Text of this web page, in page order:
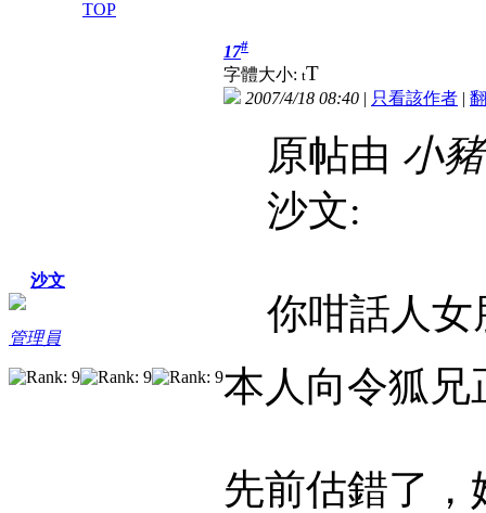
TOP
沙文
管理員
17#
字體大小: tT
2007/4/18 08:40 | 只看該作者 |
原帖由 小
沙文:
你咁話人女
本人向令狐兄
先前估錯了